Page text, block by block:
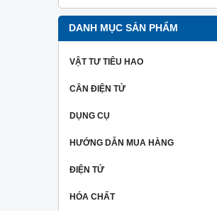
DANH MỤC SẢN PHẨM
VẬT TƯ TIÊU HAO
CÂN ĐIỆN TỬ
DỤNG CỤ
HƯỚNG DẪN MUA HÀNG
ĐIỆN TỬ
HÓA CHẤT